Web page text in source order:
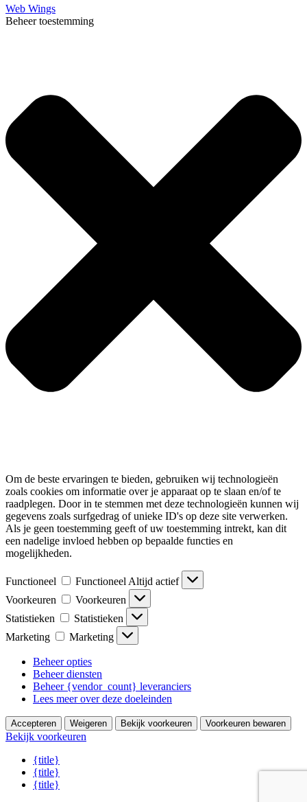
Web Wings
Beheer toestemming
Om de beste ervaringen te bieden, gebruiken wij technologieën
zoals cookies om informatie over je apparaat op te slaan en/of te
raadplegen. Door in te stemmen met deze technologieën kunnen wij
gegevens zoals surfgedrag of unieke ID's op deze site verwerken.
Als je geen toestemming geeft of uw toestemming intrekt, kan dit
een nadelige invloed hebben op bepaalde functies en
mogelijkheden.
Functioneel Functioneel Altijd actief
Voorkeuren
Voorkeuren
Statistieken
Statistieken
Marketing
Marketing
Beheer opties
Beheer diensten
Beheer {vendor_count} leveranciers
Lees meer over deze doeleinden
Accepteren Weigeren Bekijk voorkeuren Voorkeuren bewaren
Bekijk voorkeuren
{title}
{title}
{title}